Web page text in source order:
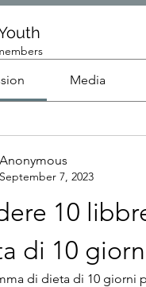
Media
Anonymous
September 7, 2023
10
di 10
di dieta di 10 giorni